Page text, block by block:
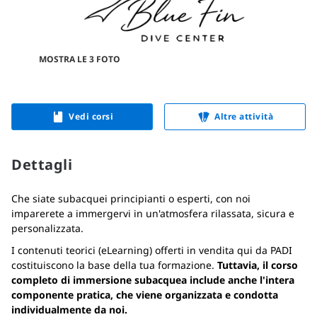
MOSTRA LE 3 FOTO
Vedi corsi Altre attività
Dettagli
Che siate subacquei principianti o esperti, con noi
imparerete a immergervi in un'atmosfera rilassata, sicura e
personalizzata.
I contenuti teorici (eLearning) offerti in vendita qui da PADI
costituiscono la base della tua formazione. Tuttavia, il corso
completo di immersione subacquea include anche l'intera
componente pratica, che viene organizzata e condotta
individualmente da noi.